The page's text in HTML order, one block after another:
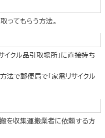
ってもらう方法。
イクル品引取場所」に直接持ち
法で郵便局で「家電リサイクル
搬を収集運搬業者に依頼する方